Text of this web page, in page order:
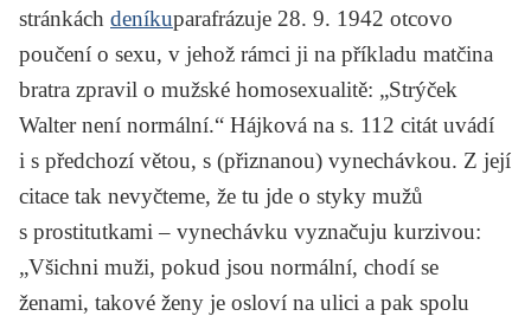
stránkách deníkuparafrázuje 28. 9. 1942 otcovo
poučení o sexu, v jehož rámci ji na příkladu matčina
bratra zpravil o mužské homosexualitě: „Strýček
Walter není normální.“ Hájková na s. 112 citát uvádí
i s předchozí větou, s (přiznanou) vynechávkou. Z její
citace tak nevyčteme, že tu jde o styky mužů
s prostitutkami – vynechávku vyznačuju kurzivou:
„Všichni muži, pokud jsou normální, chodí se
ženami, takové ženy je osloví na ulici a pak spolu